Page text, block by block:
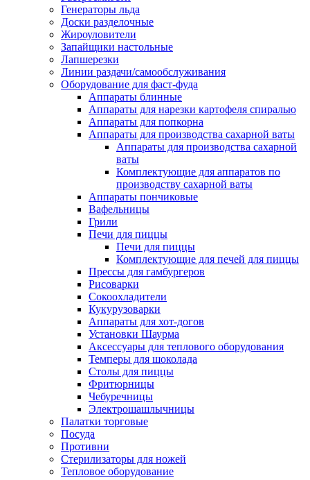
Генераторы льда
Доски разделочные
Жироуловители
Запайщики настольные
Лапшерезки
Линии раздачи/самообслуживания
Оборудование для фаст-фуда
Аппараты блинные
Аппараты для нарезки картофеля спиралью
Аппараты для попкорна
Аппараты для производства сахарной ваты
Аппараты для производства сахарной
ваты
Комплектующие для аппаратов по
производству сахарной ваты
Аппараты пончиковые
Вафельницы
Грили
Печи для пиццы
Печи для пиццы
Комплектующие для печей для пиццы
Прессы для гамбургеров
Рисоварки
Сокоохладители
Кукурузоварки
Аппараты для хот-догов
Установки Шаурма
Аксессуары для теплового оборудования
Темперы для шоколада
Столы для пиццы
Фритюрницы
Чебуречницы
Электрошашлычницы
Палатки торговые
Посуда
Противни
Стерилизаторы для ножей
Тепловое оборудование